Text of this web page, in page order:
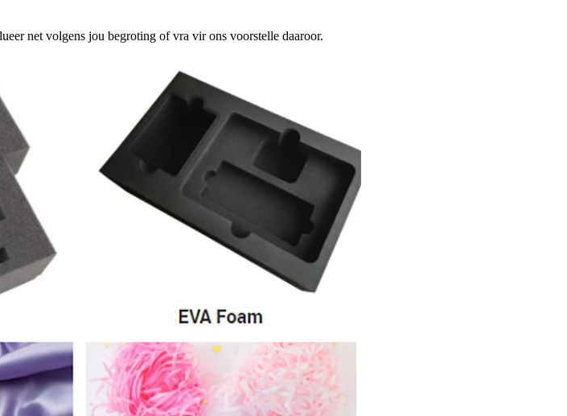
net volgens jou begroting of vra vir ons voorstelle daaroor.